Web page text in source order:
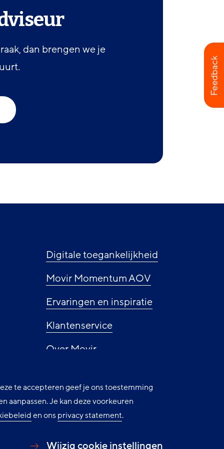
te accepteren geef je ons toestemming
aanpassen. Je kan deze voorkeuren
en onsprivacy statement.
Wijzig cookie instellingen
dan brengen we je
Digitale toegankelijkheid
Movir Momentum AOV
Ervaringen en inspiratie
Klantenservice
Over Movir
Privacy
Cookie instellingen